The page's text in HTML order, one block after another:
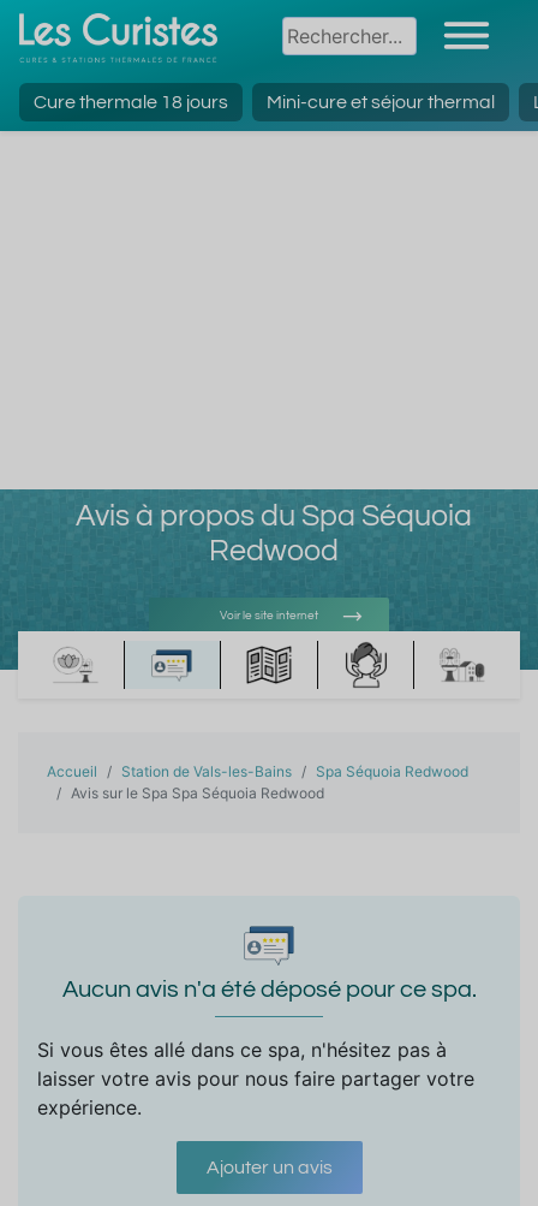
Cure thermale 18 jours Mini-cure et séjour thermal
Avis à propos du Spa Séquoia
Redwood
Voir le site internet
Voir l'adresse e-mail
Accueil Station de Vals-les-Bains
Spa Séquoia Redwood
Avis sur le Spa Spa Séquoia Redwood
Aucun avis n'a été déposé pour ce spa.
Si vous êtes allé dans ce spa, n'hésitez pas à
laisser votre avis pour nous faire partager votre
expérience.
Ajouter un avis